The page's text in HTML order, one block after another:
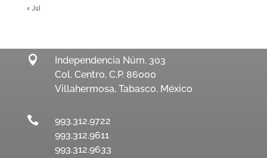
« Jul

Independencia Núm. 303
Col. Centro, C.P. 86000
Villahermosa, Tabasco. México

993.312.9722
993.312.9611
993.312.9633